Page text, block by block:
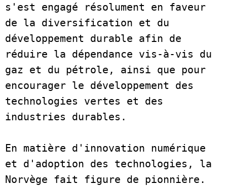
s'est engagé résolument en faveur
de la diversification et du
développement durable afin de
réduire la dépendance vis-à-vis du
gaz et du pétrole, ainsi que pour
encourager le développement des
technologies vertes et des
industries durables.
En matière d'innovation numérique
et d'adoption des technologies, la
Norvège fait figure de pionnière.